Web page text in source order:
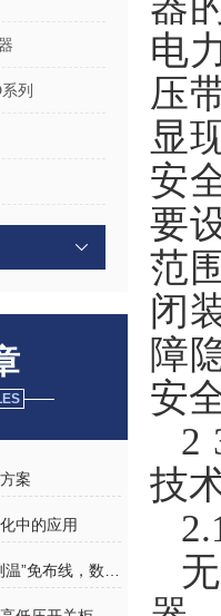
列
案
中的应用
电
压
显
安
要
范
闭
障
安
2
技